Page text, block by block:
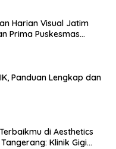
Harian Visual Jatim
Prima Puskesmas
Panduan Lengkap dan
di Aesthetics
Klinik Gigi